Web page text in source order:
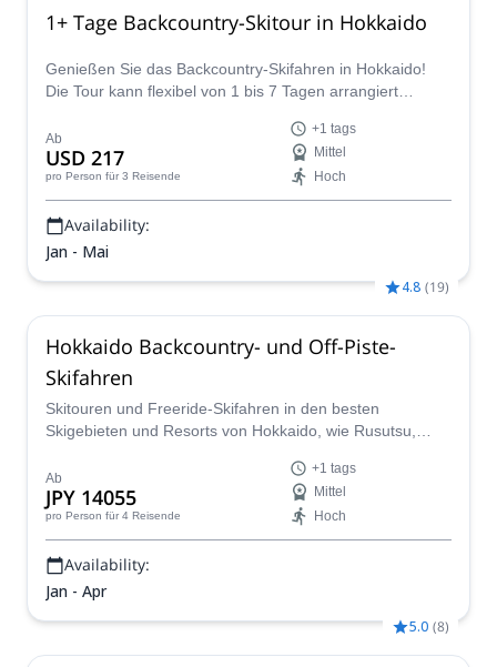
1+ Tage Backcountry-Skitour in Hokkaido
Genießen Sie das Backcountry-Skifahren in Hokkaido!
Die Tour kann flexibel von 1 bis 7 Tagen arrangiert
eine unvergessliche Skitour und Onsen nach dem
Skifahren erleben.
Ab
USD 217
pro Person für 3 Reisende
+1 tags
Mittel
Hoch
Availability:
Jan - Mai
4.8 (19)
Hokkaido Backcountry- und Off-Piste-
Skifahren
Skitouren und Freeride-Skifahren in den besten
Skigebieten und Resorts von Hokkaido, wie Rusutsu,
Daisuke, einem lokalen IFMGA-Führer und Freeride-Ski-
Experten.
Ab
JPY 14055
pro Person für 4 Reisende
+1 tags
Mittel
Hoch
Availability:
Jan - Apr
5.0 (8)